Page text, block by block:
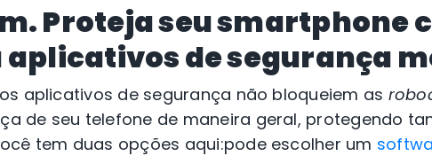
Proteja seu smartphone
de segurança
aplicativos de segurança não bloqueiem as
de seu telefone de maneira geral, protegendo
tem duas opções aqui:pode escolher um